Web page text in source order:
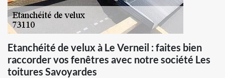
Etanchéité de velux à Le Verneil : faites bien
raccorder vos fenêtres avec notre société Les
toitures Savoyardes